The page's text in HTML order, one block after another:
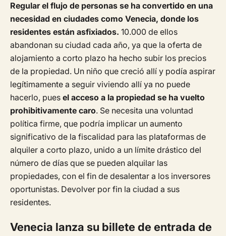
Regular el flujo de personas se ha convertido en una
necesidad en ciudades como Venecia, donde los
residentes están asfixiados. 10.000 de ellos
abandonan su ciudad cada año, ya que la oferta de
alojamiento a corto plazo ha hecho subir los precios
de la propiedad. Un niño que creció allí y podía aspirar
legítimamente a seguir viviendo allí ya no puede
hacerlo, pues el acceso a la propiedad se ha vuelto
prohibitivamente caro. Se necesita una voluntad
política firme, que podría implicar un aumento
significativo de la fiscalidad para las plataformas de
alquiler a corto plazo, unido a un límite drástico del
número de días que se pueden alquilar las
propiedades, con el fin de desalentar a los inversores
oportunistas. Devolver por fin la ciudad a sus
residentes.
Venecia lanza su billete de entrada de